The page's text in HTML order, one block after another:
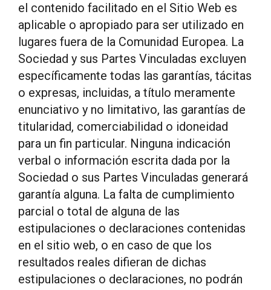
el contenido facilitado en el Sitio Web es
aplicable o apropiado para ser utilizado en
lugares fuera de la Comunidad Europea. La
Sociedad y sus Partes Vinculadas excluyen
específicamente todas las garantías, tácitas
o expresas, incluidas, a título meramente
enunciativo y no limitativo, las garantías de
titularidad, comerciabilidad o idoneidad
para un fin particular. Ninguna indicación
verbal o información escrita dada por la
Sociedad o sus Partes Vinculadas generará
garantía alguna. La falta de cumplimiento
parcial o total de alguna de las
estipulaciones o declaraciones contenidas
en el sitio web, o en caso de que los
resultados reales difieran de dichas
estipulaciones o declaraciones, no podrán